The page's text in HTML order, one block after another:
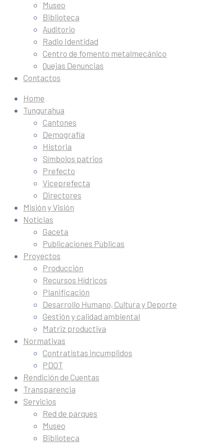
Museo
Biblioteca
Auditorio
Radio Identidad
Centro de fomento metalmecánico
Quejas Denuncias
Contactos
Home
Tungurahua
Cantones
Demografía
Historia
Símbolos patrios
Prefecto
Viceprefecta
Directores
Misión y Visión
Noticias
Gaceta
Publicaciones Públicas
Proyectos
Producción
Recursos Hídricos
Planificación
Desarrollo Humano, Cultura y Deporte
Gestión y calidad ambiental
Matriz productiva
Normativas
Contratistas incumplidos
PDOT
Rendición de Cuentas
Transparencia
Servicios
Red de parques
Museo
Biblioteca